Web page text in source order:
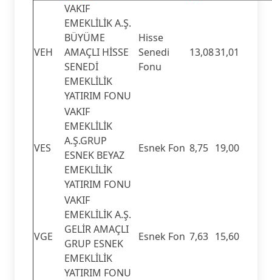
VEH
VAKIF
EMEKLİLİK A.Ş.
BÜYÜME
AMAÇLI HİSSE
SENEDİ
EMEKLİLİK
YATIRIM FONU
Hisse
Senedi
Fonu
13,0831,01
VES
VAKIF
EMEKLİLİK
A.Ş.GRUP
ESNEK BEYAZ
EMEKLİLİK
YATIRIM FONU
Esnek Fon 8,75 19,00
VGE
VAKIF
EMEKLİLİK A.Ş.
GELİR AMAÇLI
GRUP ESNEK
EMEKLİLİK
YATIRIM FONU
Esnek Fon 7,63 15,60